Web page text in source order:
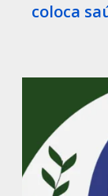
coloca